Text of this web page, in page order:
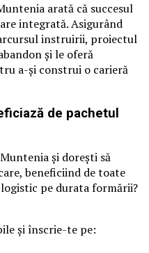
arată că succesul
integrată. Asigurând
instruirii, proiectul
și le oferă
a-și construi o carieră
de pachetul
și dorești să
beneficiind de toate
pe durata formării?
și înscrie-te pe: